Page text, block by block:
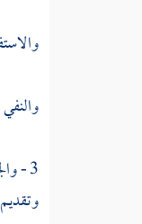
والنفي
3 - والجائز : ما يجوز فيه الوصل والفصل لتجاذب الموجبين من الطرفين ، نحو :